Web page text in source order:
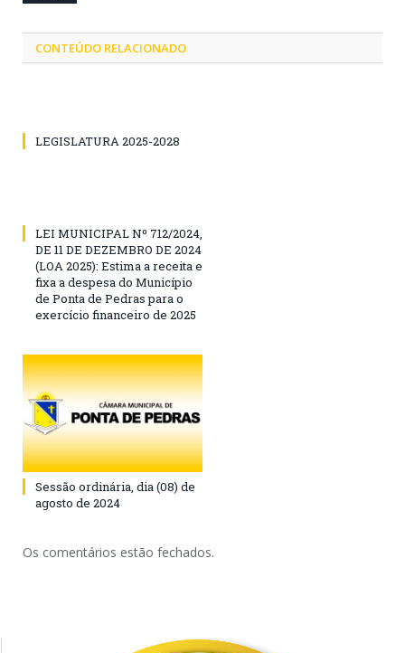
CONTEÚDO RELACIONADO
LEGISLATURA 2025-2028
LEI MUNICIPAL Nº 712/2024,
DE 11 DE DEZEMBRO DE 2024
(LOA 2025): Estima a receita e
fixa a despesa do Município
de Ponta de Pedras para o
exercício financeiro de 2025
Sessão ordinária, dia (08) de
agosto de 2024
Os comentários estão fechados.